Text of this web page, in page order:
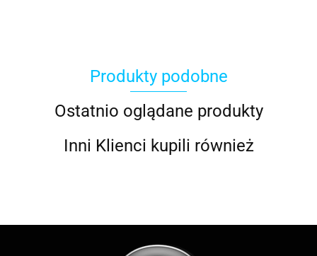
ACOOL TOY
Produkty podobne
Ostatnio oglądane produkty
Inni Klienci kupili również